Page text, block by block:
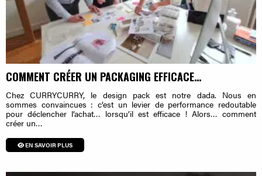
COMMENT CRÉER UN PACKAGING EFFICACE…
Chez CURRYCURRY, le design pack est notre dada. Nous en
sommes convaincues : c’est un levier de performance redoutable
pour déclencher l’achat… lorsqu’il est efficace ! Alors… comment
créer un…
EN SAVOIR PLUS